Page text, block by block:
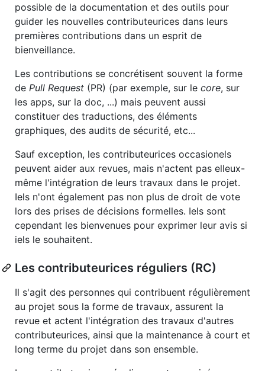
possible de la documentation et des outils pour
guider les nouvelles contributeurices dans leurs
premières contributions dans un esprit de
bienveillance.
Les contributions se concrétisent souvent la forme
de Pull Request (PR) (par exemple, sur le core, sur
les apps, sur la doc, ...) mais peuvent aussi
constituer des traductions, des éléments
graphiques, des audits de sécurité, etc...
Sauf exception, les contributeurices occasionels
peuvent aider aux revues, mais n'actent pas elleux-
même l'intégration de leurs travaux dans le projet.
Iels n'ont également pas non plus de droit de vote
lors des prises de décisions formelles. Iels sont
cependant les bienvenues pour exprimer leur avis si
iels le souhaitent.
Les contributeurices réguliers (RC)
Il s'agit des personnes qui contribuent régulièrement
au projet sous la forme de travaux, assurent la
revue et actent l'intégration des travaux d'autres
contributeurices, ainsi que la maintenance à court et
long terme du projet dans son ensemble.